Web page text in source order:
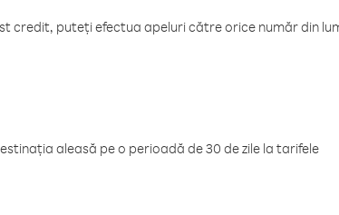
credit, puteți efectua apeluri către orice număr din
aleasă pe o perioadă de 30 de zile la tarifele